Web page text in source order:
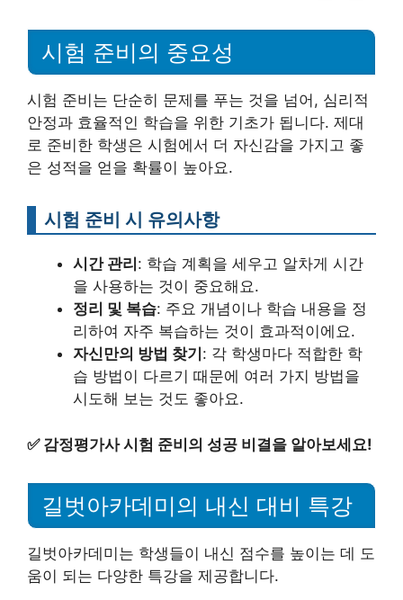
시험 준비의 중요성
시험 준비는 단순히 문제를 푸는 것을 넘어, 심리적
안정과 효율적인 학습을 위한 기초가 됩니다. 제대
로 준비한 학생은 시험에서 더 자신감을 가지고 좋
은 성적을 얻을 확률이 높아요.
시험 준비 시 유의사항
시간 관리 : 학습 계획을 세우고 알차게 시간
을 사용하는 것이 중요해요.
정리 및 복습: 주요 개념이나 학습 내용을 정
리하여 자주 복습하는 것이 효과적이에요.
자신만의 방법 찾기 : 각 학생마다 적합한 학
습 방법이 다르기 때문에 여러 가지 방법을
시도해 보는 것도 좋아요.
✅ 감정평가사 시험 준비의 성공 비결을 알아보세요!
길벗아카데미의 내신 대비 특강
길벗아카데미는 학생들이 내신 점수를 높이는 데 도
움이 되는 다양한 특강을 제공합니다.